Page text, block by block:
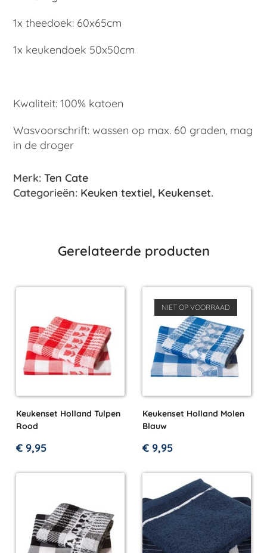
1x theedoek: 60x65cm
1x keukendoek 50x50cm
Kwaliteit: 100% katoen
Wasvoorschrift: wassen op max. 60 graden, mag
in de droger
Merk:Ten Cate
Categorieën: Keuken textiel, Keukenset.
Gerelateerde producten
Keukenset Holland Tulpen
Rood
€ 9,95
NIET OP VOORRAAD
Keukenset Holland Molen
Blauw
€ 9,95